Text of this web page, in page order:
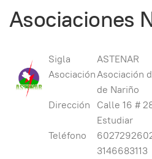
Asociaciones
Sigla
ASTENAR
AsociaciónAsociación
de Nariño
Dirección
Calle 16 #
Estudiar
Teléfono
3146683113